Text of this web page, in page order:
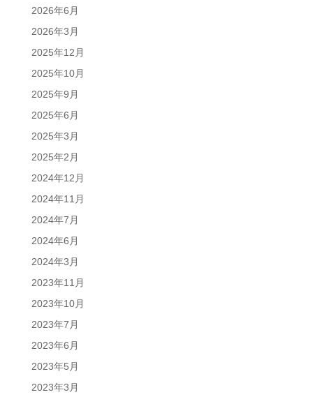
2026年6月
2026年3月
2025年12月
2025年10月
2025年9月
2025年6月
2025年3月
2025年2月
2024年12月
2024年11月
2024年7月
2024年6月
2024年3月
2023年11月
2023年10月
2023年7月
2023年6月
2023年5月
2023年3月